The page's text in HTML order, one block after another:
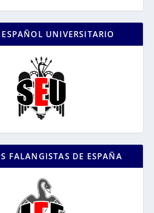
UNIVERSITARIO
FALANGISTAS DE ESPAÑA